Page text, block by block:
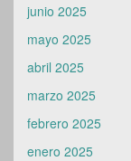
junio 2025
mayo 2025
abril 2025
marzo 2025
febrero 2025
enero 2025